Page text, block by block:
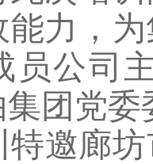
力，
员公司
团党
特邀廊